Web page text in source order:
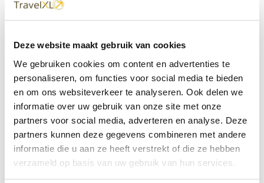
Deze website maakt gebruik van cookies
We gebruiken cookies om content en advertenties te
personaliseren, om functies voor social media te bieden
en om ons websiteverkeer te analyseren. Ook delen we
informatie over uw gebruik van onze site met onze
partners voor social media, adverteren en analyse. Deze
partners kunnen deze gegevens combineren met andere
informatie die u aan ze heeft verstrekt of die ze hebben
verzameld op basis van uw gebruik van hun services.
dichtbij
Met 60+ verkooppunten in Nederland en België staan wij
met onze XL Travelcenters, mobiele reisadviseurs van
TravelXL@Home en deze website altijd voor uw vakantie
klaar.
• Ontzorgen van A-Z • Onafhankelijk advies • Maatwerk •
Bespaar tijd en stress
TravelXLreisbureau's